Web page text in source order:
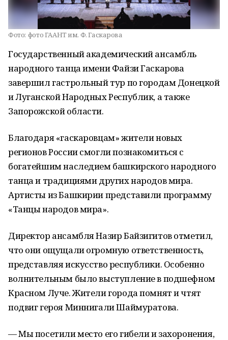
Фото: фото ГААНТ им. Ф. Гаскарова
Государственный академический ансамбль
народного танца имени Файзи Гаскарова
завершил гастрольный тур по городам Донецкой
и Луганской Народных Республик, а также
Запорожской области.
Благодаря «гаскаровцам» жители новых
регионов России смогли познакомиться с
богатейшим наследием башкирского народного
танца и традициями других народов мира.
Артисты из Башкирии представили программу
«Танцы народов мира».
Директор ансамбля Назир Байзигитов отметил,
что они ощущали огромную ответственность,
представляя искусство республики. Особенно
волнительным было выступление в подшефном
Красном Луче. Жители города помнят и чтят
подвиг героя Миннигали Шаймуратова.
— Мы посетили место его гибели и захоронения,